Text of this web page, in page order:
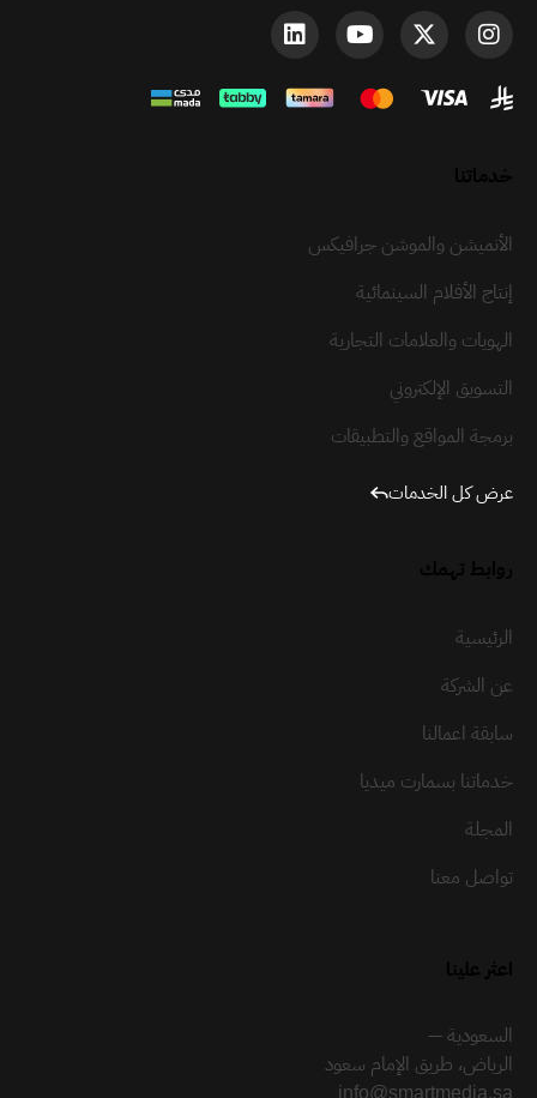
الأنميشن والموشن جرافيكس
إنتاج الأفلام السينمائية
الهويات والعلامات التجارية
التسويق الإلكتروني
برمجة المواقع والتطبيقات
عرض كل الخدمات
الرئيسية
عن الشركة
سابقة اعمالنا
خدماتنا بسمارت ميديا
المجلة
تواصل معنا
السعودية —
الرياض، طريق الإمام سعود
info@smartmedia.sa